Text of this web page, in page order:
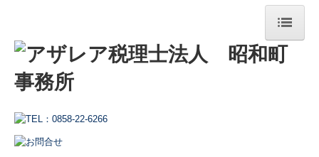
ホーム
当事務所の特長
税理士紹介